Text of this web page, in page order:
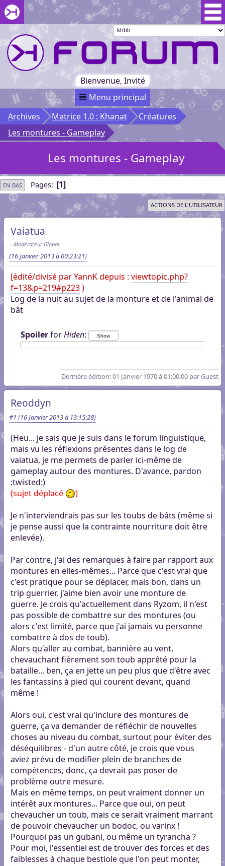
Aller au menu du forum
Aller au contenu du forum
Aller à la recherche dans le forum
Passer le
menu
Khaganat
Retour
au début
du menu
Khaganat
Bienvenue, Invité
Menu principal
Archives
Matrice 1.0 : Khanat
Créatures
Les montures - Gameplay
Les montures - Gameplay
EN BAS Pages 1
ACTIONS DE L'UTILISATEUR
Vaiatua
Modérateur Global
(16 Janvier 2013 à 00:23:21)
[édité/divisé par YannK depuis : viewtopic.php?
f=13&p=219#p223)
Log de la nuit au sujet de la monture et de l'animal de
bât
SpoilerforHiden:
Dernière édition: 01 Janvier 1970 à 01:00:00 par Guest
Reoddyn
#1 (16 Janvier 2013 à 13:15:28)
(Heu... je sais que je suis dans le forum linguistique,
mais vu les réflexions présentes dans le log de
vaiatua, je me permets de parler ici-même de
gameplay autour des montures. D'avance, pardon
:twisted:)
(sujet déplacé
)
Je n'interviendrais pas sur les toubs de bâts (même si
je pense aussi que la contrainte nourriture doit être
enlevée).
Par contre, j'ai des remarques à faire par rapport aux
montures en elles-mêmes... Parce que c'est vrai que
c'est pratique pour se déplacer, mais bon, dans un
trip guerrier, j'aime bien avoir une monture de
guerre. Je crois qu'actuellement dans Ryzom, il n'est
pas possible de combattre sur des montures (ou
alors c'est limité, parce que j'ai jamais vu personne
combattre à dos de toub).
Alors qu'aller au combat, bannière au vent,
chevauchant fièrement son toub apprêté pour la
bataille... ben, ça en jette un peu plus que d'être avec
les fantassins à pied qui courent devant, quand
même !
Alors oui, c'est vrai qu'inclure des montures de
guerre, ça va demander de réfléchir de nouvelles
choses au niveau du combat, surtout pour éviter des
déséquilibres - d'un autre côté, je crois que vous
aviez prévu de modifier plein de branches de
compétences, donc, ça devrait pas poser de
problème outre mesure.
Mais en même temps, on peut vraiment donner un
intérêt aux montures... Parce que oui, on peut
chevaucher un toub, mais ce serait vraiment marrant
de pouvoir chevaucher un bodoc, ou varinx !
Pourquoi pas un gubani, ou même un tyrancha ?
Pour moi, l'essentiel est de trouver des forces et des
faiblesses à chaque bestiole que l'on peut monter,